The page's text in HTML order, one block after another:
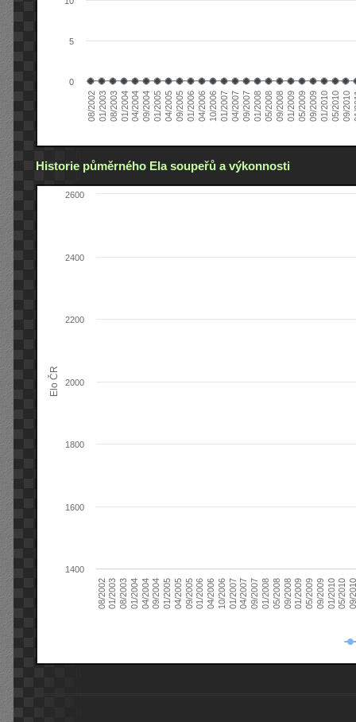
08/200201/200308/200301/200404/200409/200401/200504/200509/200501/200604/200610/200601/200704/200709/200701/200805/200809/200801/200905/200909/200901/201005/201009/2010
0
5
Historie půměrného Ela soupeřů a výkonnosti
Elo ČR
08/200201/200308/200301/200404/200409/200401/200504/200509/200501/200604/200610/200601/200704/200709/200701/200805/200809/200801/200905/200909/200901/201005/201009/
1400
1600
1800
2000
2200
2400
2600